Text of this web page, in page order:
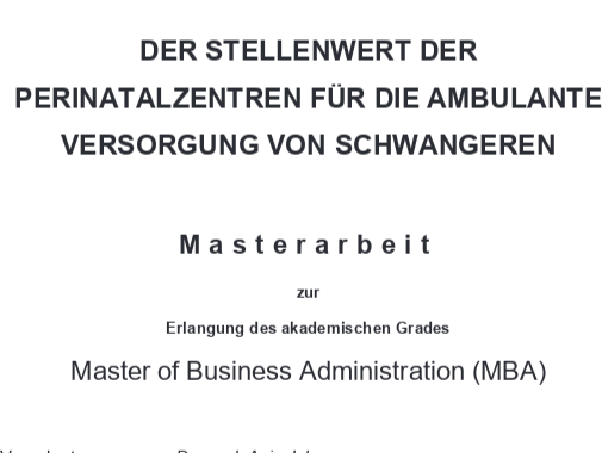
DER STELLENWERT DER
PERINATALZENTREN FÜR DIE AMBULANTE
VERSORGUNG VON SCHWANGEREN
Masterarbeit
zur
Erlangung des akademischen Grades
Master of Business Administration (MBA)